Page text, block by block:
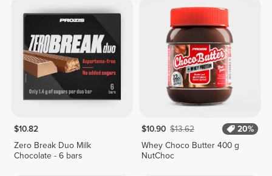
$10.82
Zero Break Duo Milk
Chocolate - 6 bars
$10.90 $13.62
20%
Whey Choco Butter 400 g
NutChoc